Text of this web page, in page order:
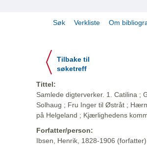
Søk Verkliste Om
Tilbake til
søketreff
Tittel:
Samlede digterverker. 1. Catilina ;
Solhaug ; Fru Inger til Østråt ;
på Helgeland ; Kjærlighedens
Forfatter/person:
Ibsen, Henrik, 1828-1906 (forfatter)